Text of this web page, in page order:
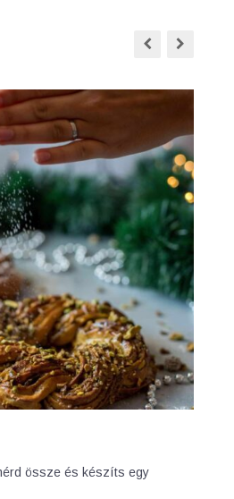
össze és készíts egy